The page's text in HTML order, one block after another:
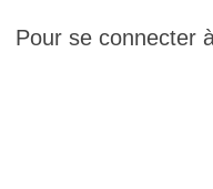
Pour se connecter